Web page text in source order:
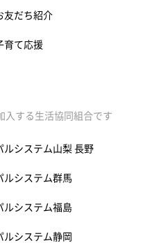
友だち紹介
育て応援
入する生活協同組合です
ルシステム山梨 長野
ルシステム群馬
ルシステム福島
ルシステム静岡